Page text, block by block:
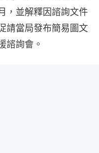
，並解釋因諮詢文件
請當局發布簡易圖文
諮詢會。